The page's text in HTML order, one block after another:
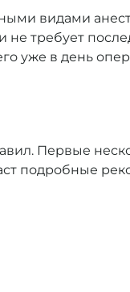
видами
требует
уже в день
Первые
подробные